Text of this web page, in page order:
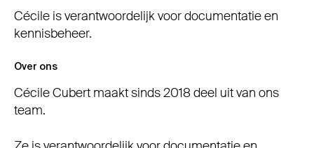
Cécile is verantwoordelijk voor documentatie en
kennisbeheer.
Over ons
Cécile Cubert maakt sinds 2018 deel uit van ons
team.